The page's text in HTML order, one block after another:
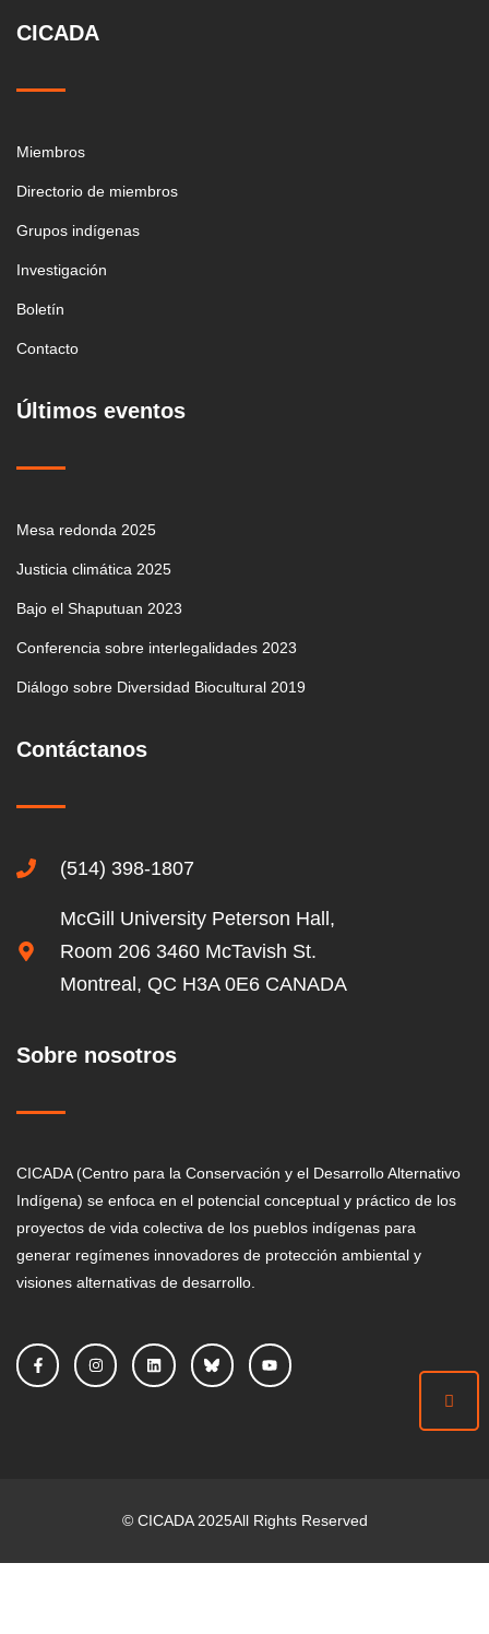
CICADA
Miembros
Directorio de miembros
Grupos indígenas
Investigación
Boletín
Contacto
Últimos eventos
Mesa redonda 2025
Justicia climática 2025
Bajo el Shaputuan 2023
Conferencia sobre interlegalidades 2023
Diálogo sobre Diversidad Biocultural 2019
Contáctanos
(514) 398-1807
McGill University Peterson Hall,
Room 206 3460 McTavish St.
Montreal, QC H3A 0E6 CANADA
Sobre nosotros
CICADA (Centro para la Conservación y el Desarrollo Alternativo
Indígena) se enfoca en el potencial conceptual y práctico de los
proyectos de vida colectiva de los pueblos indígenas para
generar regímenes innovadores de protección ambiental y
visiones alternativas de desarrollo.
© CICADA2025All Rights Reserved